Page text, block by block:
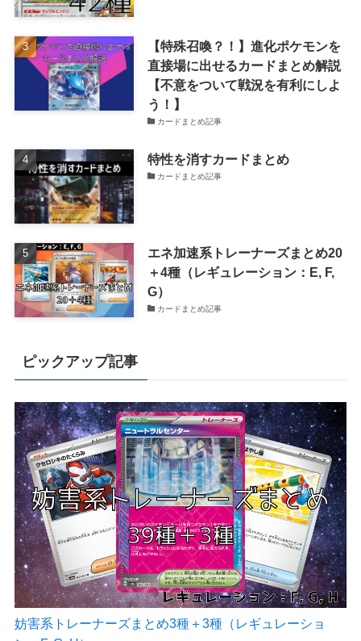
【特殊召喚？！】進化ポケモンを
直接場に出せるカードまとめ解説
【不意をついて戦況を有利にしよ
う！】
カードまとめ記事
特性を消すカードまとめ
カードまとめ記事
エネ加速系トレーナーズまとめ20
＋4種（レギュレーション：E, F,
G）
カードまとめ記事
ピックアップ記事
妨害系トレーナーズまとめ3種＋3種（レギュレーショ